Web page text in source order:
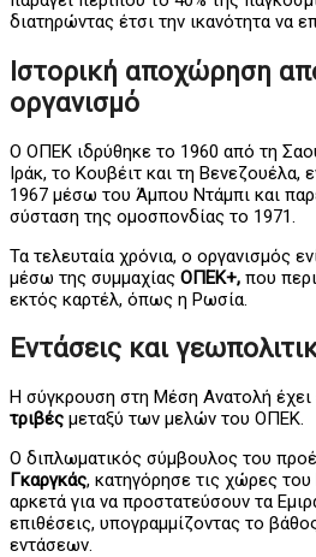
διατηρώντας έτσι την ικανότητα να
Ιστορική αποχώρηση
οργανισμό
Ο ΟΠΕΚ ιδρύθηκε το 1960 από τη
Ιράκ, το Κουβέιτ και τη Βενεζουέλα,
1967 μέσω του Άμπου Ντάμπι και
σύσταση της ομοσπονδίας το 1971.
Τα τελευταία χρόνια, ο οργανισμός
μέσω της συμμαχίας ΟΠΕΚ+, που
εκτός καρτέλ, όπως η Ρωσία.
Εντάσεις και
Η σύγκρουση στη Μέση Ανατολή έχει
τριβές μεταξύ των μελών του ΟΠΕΚ.
Ο διπλωματικός σύμβουλος του
Γκαργκάς, κατηγόρησε τις χώρες
αρκετά για να προστατεύσουν τα
επιθέσεις, υπογραμμίζοντας το
εντάσεων.